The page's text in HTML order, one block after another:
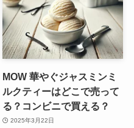
MOW 華やぐジャスミンミ
ルクティーはどこで売って
る？コンビニで買える？
2025年3月22日